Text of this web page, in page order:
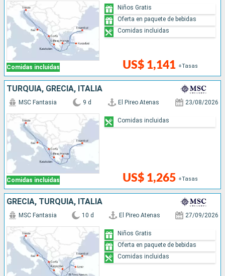
Comidas incluidas US$ 1,141 +Tasas
Niños Gratis
Oferta en paquete de bebidas
Comidas incluidas
TURQUÍA, GRECIA, ITALIA
Comidas incluidas
MSC Fantasia 9 d El Pireo Atenas 23/08/2026
US$ 1,265 +Tasas
Comidas incluidas
GRECIA, TURQUÍA, ITALIA
MSC Fantasia 10 d El Pireo Atenas 27/09/2026
Niños Gratis
Oferta en paquete de bebidas
Comidas incluidas